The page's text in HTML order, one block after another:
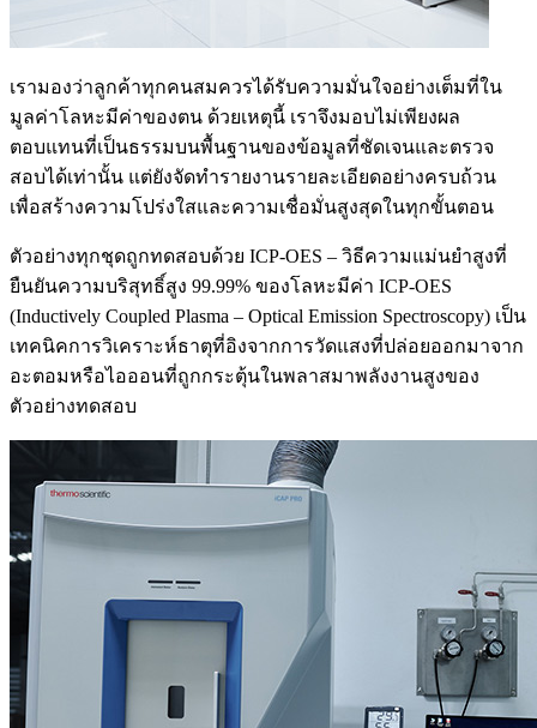
เรามองว่าลูกค้าทุกคนสมควรได้รับความมั่นใจอย่างเต็มที่ใน
มูลค่าโลหะมีค่าของตน ด้วยเหตุนี้ เราจึงมอบไม่เพียงผล
ตอบแทนที่เป็นธรรมบนพื้นฐานของข้อมูลที่ชัดเจนและตรวจ
สอบได้เท่านั้น แต่ยังจัดทำรายงานรายละเอียดอย่างครบถ้วน
เพื่อสร้างความโปร่งใสและความเชื่อมั่นสูงสุดในทุกขั้นตอน
ตัวอย่างทุกชุดถูกทดสอบด้วย ICP-OES – วิธีความแม่นยำสูงที่
ยืนยันความบริสุทธิ์สูง 99.99% ของโลหะมีค่า ICP-OES
(Inductively Coupled Plasma – Optical Emission Spectroscopy) เป็น
เทคนิคการวิเคราะห์ธาตุที่อิงจากการวัดแสงที่ปล่อยออกมาจาก
อะตอมหรือไอออนที่ถูกกระตุ้นในพลาสมาพลังงานสูงของ
ตัวอย่างทดสอบ